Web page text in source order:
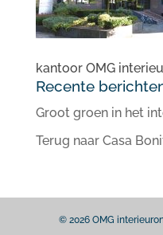
kantoor OMG
Recente
Groot groen in het
Terug naar Casa
© 2026 OMG